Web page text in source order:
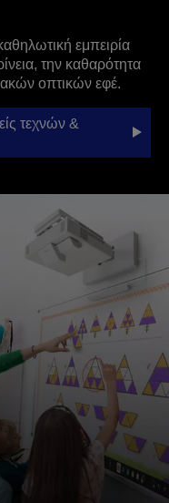
εμπειρία
την καθαρότητα
οπτικών εφέ.
τεχνών &